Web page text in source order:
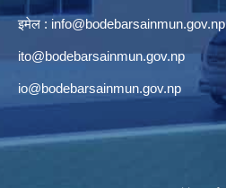
इमेल : info@bodebarsainmun.gov.np
ito@bodebarsainmun.gov.np
io@bodebarsainmun.gov.np